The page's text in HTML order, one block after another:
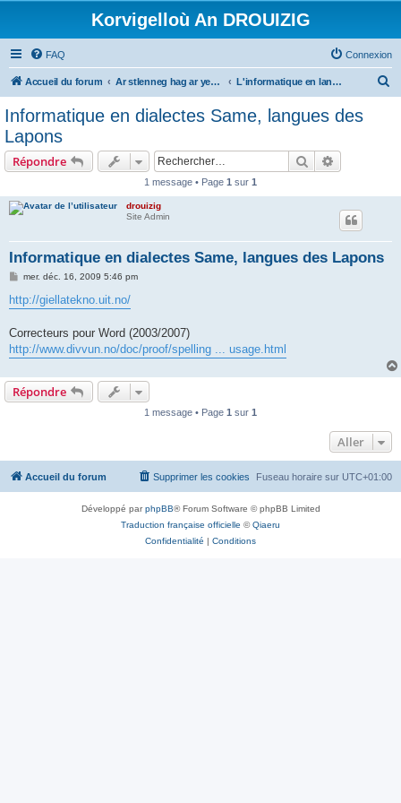
Korvigelloù An DROUIZIG
FAQ Connexion
Accueil du forum Ar stlenneg hag ar yezhoù bihan er bed a-bezh L'informatique en langues régionales et minoritaires
Informatique en dialectes Same, langues des
Lapons
Répondre Rechercher
1 message • Page 1 sur 1
drouizig
Site Admin
Informatique en dialectes Same, langues des Lapons
M
s
s
g
e
mer. déc. 16, 2009 5:46 pm
http://giellatekno.uit.no/
Correcteurs pour Word (2003/2007)
http://www.divvun.no/doc/proof/spelling ... usage.html
Répondre
1 message • Page 1 sur 1
Aller
Accueil du forum Fuseau horaire sur UTC+01:00
Supprimer les cookies
Développé parphpBB® Forum Software © phpBB Limited
Traduction française officielle ©Qiaeru
Confidentialité | Conditions